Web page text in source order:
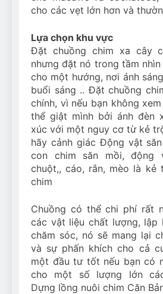
cho các vẹt lớn hơn và
Lựa chọn khu vực
Đặt chuồng chim xa cây
nhưng đặt nó trong tầm
cho một hướng, nơi ánh
buổi sáng .. Đặt chuồng
chính, vì nếu bạn không
thể giật mình bởi ánh đèn
xúc với một nguy cơ từ kẻ
hãy cảnh giác Động vật
con chim săn mồi, động
chuột,, cáo, rắn, mèo là kẻ
chim
Chuồng có thể chi phí rất
các vật liệu chất lượng, lập
chăm sóc, nó sẽ mang lại
và sự phấn khích cho cả
một đầu tư tốt nếu bạn có
cho một số lượng lớn
Dựng lồng nuôi chim Căn